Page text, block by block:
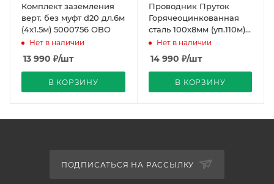
Комплект заземления
верт. без муфт d20 дл.6м
(4х1.5м) 5000756 OBO
Нет в наличии
13 990 ₽/шт
В КОРЗИНУ
Проводник Пруток
Горячеоцинкованная
сталь 100х8мм (уп.110м)
DKCНет в наличии
14 990 ₽/шт
В КОРЗИНУ
ПОДПИСАТЬСЯ НА РАССЫЛКУ